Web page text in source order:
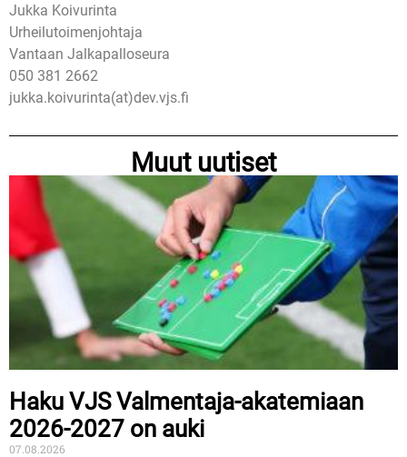
Jukka Koivurinta
Urheilutoimenjohtaja
Vantaan Jalkapalloseura
050 381 2662
jukka.koivurinta(at)dev.vjs.fi
Muut uutiset
Haku VJS Valmentaja-akatemiaan
2026-2027 on auki
07.08.2026